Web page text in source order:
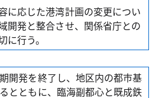
に応じた港湾計画の変更につい
開発と整合させ、関係省庁との
に行う。
開発を終了し、地区内の都市基
とともに、臨海副都心と既成鉄